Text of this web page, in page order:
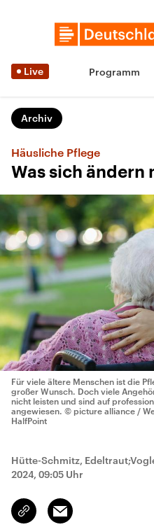
Live Programm
Archiv
Häusliche Pflege
Was sich ändern
Für viele ältere Menschen ist die
großer Wunsch. Doch viele
nicht leisten und sind auf
angewiesen. © picture alliance /
HalfPoint
Hütte-Schmitz,
2024, 09:05 Uhr
Link
kopieren/teilen
Email